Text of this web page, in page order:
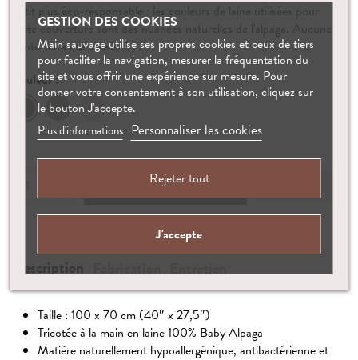
Petit plus éco-responsable : les couleurs de laine utilisées pour
cette couverture sont des nuances naturelles de l'alpaga. Aucune
teinture n'a été utilisée !
Couleur :
Oat Grey Ecru
Ajouter au panier
Description Fabrication Entretien
Taille : 100 x 70 cm (40″ x 27,5″)
Tricotée à la main en laine 100% Baby Alpaga
Matière naturellement hypoallergénique, antibactérienne et
GESTION DES COOKIES
Main sauvage utilise ses propres cookies et ceux de tiers
pour faciliter la navigation, mesurer la fréquentation du
site et vous offrir une expérience sur mesure. Pour
donner votre consentement à son utilisation, cliquez sur
le bouton J'accepte.
Plus d'informations Personnaliser les cookies
Rejeter tout
J'accepte